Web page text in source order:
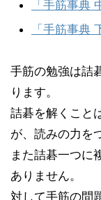
「手筋事典
「手筋事典
手筋の勉強は詰
ります。
詰碁を解くこと
が、読みの力を
また詰碁一つに
ありません。
対して手筋の問